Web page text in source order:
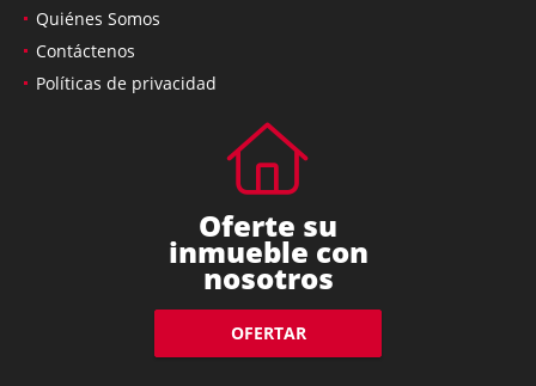
Quiénes Somos
Contáctenos
Políticas de privacidad
Oferte su
inmueble con
nosotros
OFERTAR